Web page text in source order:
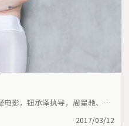
影，钮承泽执导，周星驰、迪
2017/03/12